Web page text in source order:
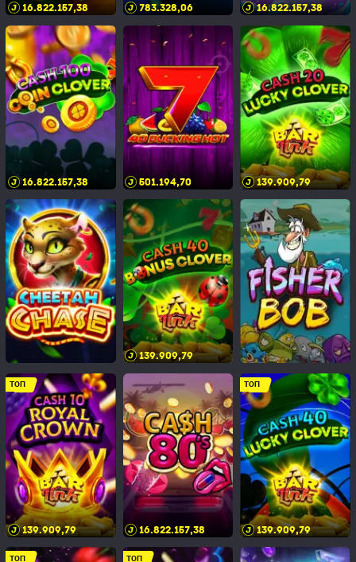
16.822.157,42 783.328,10 16.822.157,42
16.822.157,42 501.194,74 139.909,83
139.909,83
ТОП
139.909,83 16.822.157,42
ТОП
139.909,83
ТОП ТОП